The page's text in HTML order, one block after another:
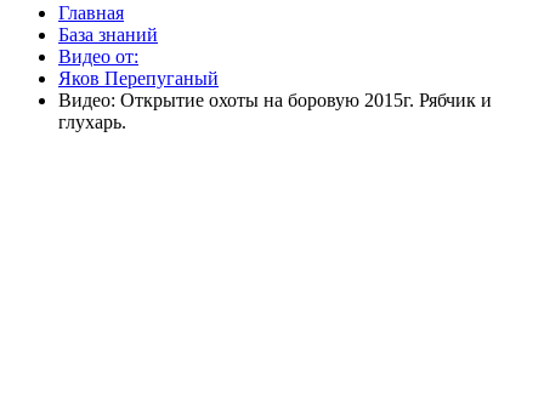
Главная
База знаний
Видео от:
Яков Перепуганый
Видео: Открытие охоты на боровую 2015г. Рябчик и
глухарь.